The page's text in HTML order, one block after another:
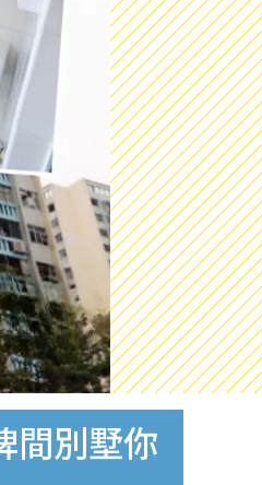
間別墅你